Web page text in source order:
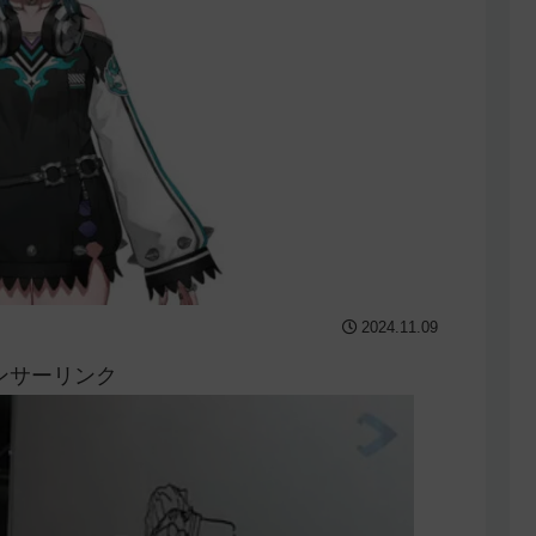
2024.11.09
サーリンク